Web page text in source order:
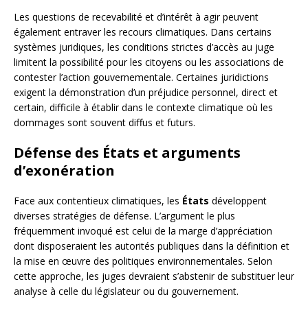
Les questions de recevabilité et d’intérêt à agir peuvent
également entraver les recours climatiques. Dans certains
systèmes juridiques, les conditions strictes d’accès au juge
limitent la possibilité pour les citoyens ou les associations de
contester l’action gouvernementale. Certaines juridictions
exigent la démonstration d’un préjudice personnel, direct et
certain, difficile à établir dans le contexte climatique où les
dommages sont souvent diffus et futurs.
Défense des États et arguments
d’exonération
Face aux contentieux climatiques, les États développent
diverses stratégies de défense. L’argument le plus
fréquemment invoqué est celui de la marge d’appréciation
dont disposeraient les autorités publiques dans la définition et
la mise en œuvre des politiques environnementales. Selon
cette approche, les juges devraient s’abstenir de substituer leur
analyse à celle du législateur ou du gouvernement.